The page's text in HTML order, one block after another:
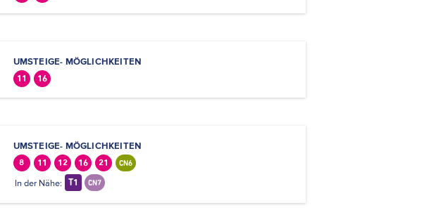
UMSTEIGE- MÖGLICHKEITEN
11 16
UMSTEIGE- MÖGLICHKEITEN
8 11 12 16 21 CN6
In der Nähe: T1 CN7